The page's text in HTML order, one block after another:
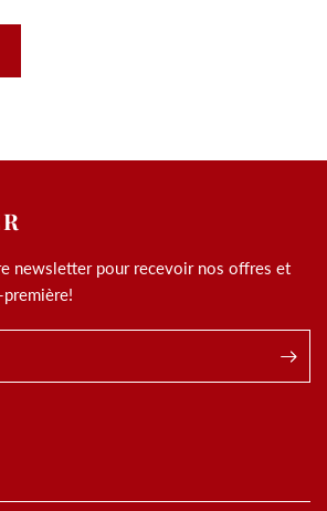
newsletter pour recevoir nos offres et